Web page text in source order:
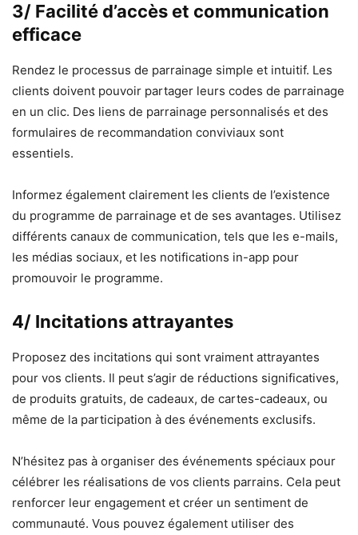
3/ Facilité d’accès et communication
efficace
Rendez le processus de parrainage simple et intuitif. Les
clients doivent pouvoir partager leurs codes de parrainage
en un clic. Des liens de parrainage personnalisés et des
formulaires de recommandation conviviaux sont
essentiels.
Informez également clairement les clients de l’existence
du programme de parrainage et de ses avantages. Utilisez
différents canaux de communication, tels que les e-mails,
les médias sociaux, et les notifications in-app pour
promouvoir le programme.
4/ Incitations attrayantes
Proposez des incitations qui sont vraiment attrayantes
pour vos clients. Il peut s’agir de réductions significatives,
de produits gratuits, de cadeaux, de cartes-cadeaux, ou
même de la participation à des événements exclusifs.
N’hésitez pas à organiser des événements spéciaux pour
célébrer les réalisations de vos clients parrains. Cela peut
renforcer leur engagement et créer un sentiment de
communauté. Vous pouvez également utiliser des